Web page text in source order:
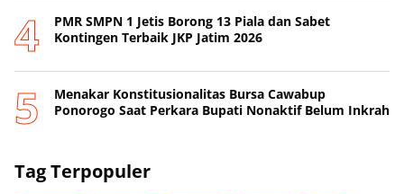
PMR SMPN 1 Jetis Borong 13 Piala dan Sabet
Kontingen Terbaik JKP Jatim 2026
Menakar Konstitusionalitas Bursa Cawabup
Ponorogo Saat Perkara Bupati Nonaktif Belum Inkrah
Tag Terpopuler